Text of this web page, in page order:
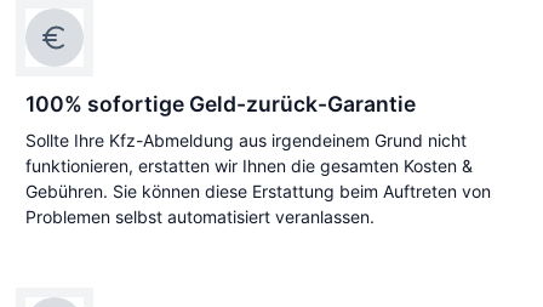
100% sofortige Geld-zurück-Garantie
Sollte Ihre Kfz-Abmeldung aus irgendeinem Grund nicht
funktionieren, erstatten wir Ihnen die gesamten Kosten &
Gebühren. Sie können diese Erstattung beim Auftreten von
Problemen selbst automatisiert veranlassen.